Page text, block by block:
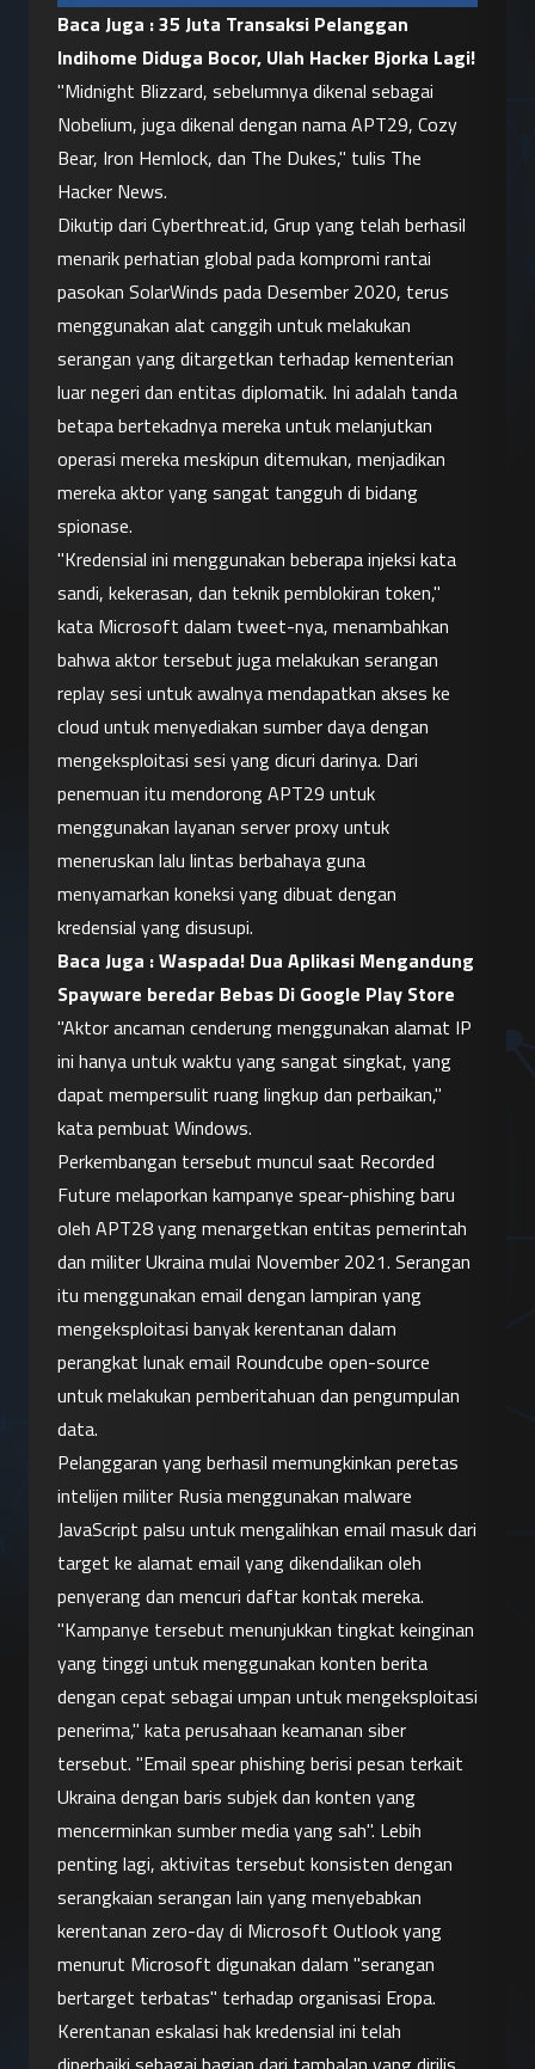
Baca Juga : 35 Juta Transaksi Pelanggan
Indihome Diduga Bocor, Ulah Hacker Bjorka Lagi!
"Midnight Blizzard, sebelumnya dikenal sebagai
Nobelium, juga dikenal dengan nama APT29, Cozy
Bear, Iron Hemlock, dan The Dukes," tulis The
Hacker News.
Dikutip dari Cyberthreat.id, Grup yang telah berhasil
menarik perhatian global pada kompromi rantai
pasokan SolarWinds pada Desember 2020, terus
menggunakan alat canggih untuk melakukan
serangan yang ditargetkan terhadap kementerian
luar negeri dan entitas diplomatik. Ini adalah tanda
betapa bertekadnya mereka untuk melanjutkan
operasi mereka meskipun ditemukan, menjadikan
mereka aktor yang sangat tangguh di bidang
spionase.
"Kredensial ini menggunakan beberapa injeksi kata
sandi, kekerasan, dan teknik pemblokiran token,"
kata Microsoft dalam tweet-nya, menambahkan
bahwa aktor tersebut juga melakukan serangan
replay sesi untuk awalnya mendapatkan akses ke
cloud untuk menyediakan sumber daya dengan
mengeksploitasi sesi yang dicuri darinya. Dari
penemuan itu mendorong APT29 untuk
menggunakan layanan server proxy untuk
meneruskan lalu lintas berbahaya guna
menyamarkan koneksi yang dibuat dengan
kredensial yang disusupi.
Baca Juga : Waspada! Dua Aplikasi Mengandung
Spayware beredar Bebas Di Google Play Store
"Aktor ancaman cenderung menggunakan alamat IP
ini hanya untuk waktu yang sangat singkat, yang
dapat mempersulit ruang lingkup dan perbaikan,"
kata pembuat Windows.
Perkembangan tersebut muncul saat Recorded
Future melaporkan kampanye spear-phishing baru
oleh APT28 yang menargetkan entitas pemerintah
dan militer Ukraina mulai November 2021. Serangan
itu menggunakan email dengan lampiran yang
mengeksploitasi banyak kerentanan dalam
perangkat lunak email Roundcube open-source
untuk melakukan pemberitahuan dan pengumpulan
data.
Pelanggaran yang berhasil memungkinkan peretas
intelijen militer Rusia menggunakan malware
JavaScript palsu untuk mengalihkan email masuk dari
target ke alamat email yang dikendalikan oleh
penyerang dan mencuri daftar kontak mereka.
"Kampanye tersebut menunjukkan tingkat keinginan
yang tinggi untuk menggunakan konten berita
dengan cepat sebagai umpan untuk mengeksploitasi
penerima," kata perusahaan keamanan siber
tersebut. "Email spear phishing berisi pesan terkait
Ukraina dengan baris subjek dan konten yang
mencerminkan sumber media yang sah". Lebih
penting lagi, aktivitas tersebut konsisten dengan
serangkaian serangan lain yang menyebabkan
kerentanan zero-day di Microsoft Outlook yang
menurut Microsoft digunakan dalam "serangan
bertarget terbatas" terhadap organisasi Eropa.
Kerentanan eskalasi hak kredensial ini telah